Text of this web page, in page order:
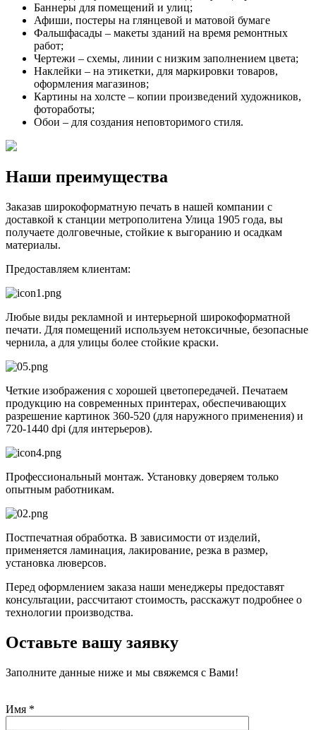
Баннеры для помещений и улиц;
Афиши, постеры на глянцевой и матовой бумаге
Фальшфасады – макеты зданий на время ремонтных
работ;
Чертежи – схемы, линии с низким заполнением цвета;
Наклейки – на этикетки, для маркировки товаров,
оформления магазинов;
Картины на холсте – копии произведений художников,
фотоработы;
Обои – для создания неповторимого стиля.
Наши преимущества
Заказав широкоформатную печать в нашей компании с
доставкой к станции метрополитена Улица 1905 года, вы
получаете долговечные, стойкие к выгоранию и осадкам
материалы.
Предоставляем клиентам:
Любые виды рекламной и интерьерной широкоформатной
печати. Для помещений используем нетоксичные, безопасные
чернила, а для улицы более стойкие краски.
Четкие изображения с хорошей цветопередачей. Печатаем
продукцию на современных принтерах, обеспечивающих
разрешение картинок 360-520 (для наружного применения) и
720-1440 dpi (для интерьеров).
Профессиональный монтаж. Установку доверяем только
опытным работникам.
Постпечатная обработка. В зависимости от изделий,
применяется ламинация, лакирование, резка в размер,
установка люверсов.
Перед оформлением заказа наши менеджеры предоставят
консультации, рассчитают стоимость, расскажут подробнее о
технологии производства.
Оставьте вашу заявку
Заполните данные ниже и мы свяжемся с Вами!
Имя *